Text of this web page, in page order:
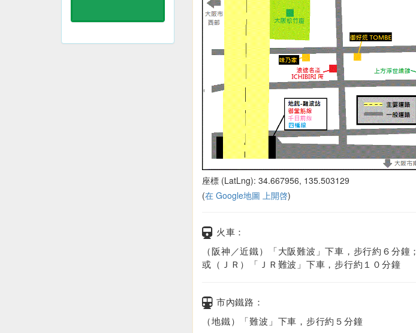
座標 (LatLng): 34.667956, 135.503129
(在 Google地圖 上開啓)
火車：
（阪神／近鐵）「大阪難波」下車，步行約６分鐘；
或（ＪＲ）「ＪＲ難波」下車，步行約１０分鐘
市內鐵路：
（地鐵）「難波」下車，步行約５分鐘